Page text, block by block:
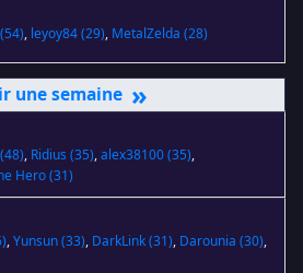
(54), leyoy84(29), MetalZelda (28)
»
(48), Ridius (35),alex38100(35),
Hero(31)
,Yunsun(33), DarkLink(31), Darounia (30),